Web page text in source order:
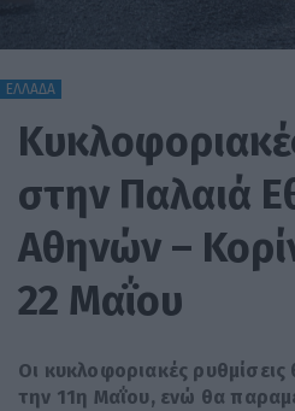
ΕΛΛΑΔΑ
στην Παλαιά
Αθηνών –
22 Μαΐου
Οι κυκλοφοριακές
την 11η Μαΐου, ενώ θα